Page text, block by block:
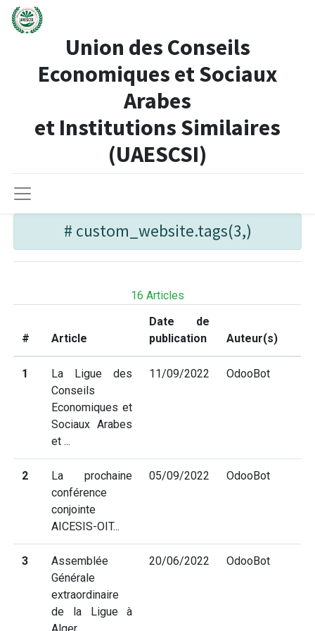
Union des Conseils
Economiques et Sociaux
Arabes
et Institutions Similaires​
(UAESCSI)
# custom_website.tags(3,)
16 Articles
# Article
Date de
publication
Auteur(s)
1
La Ligue des
Conseils
Economiques et
Sociaux Arabes
et ...
11/09/2022 OdooBot
2
La prochaine
conférence
conjointe
AICESIS-OIT...
05/09/2022 OdooBot
3
Assemblée
Générale
extraordinaire
de la Ligue à
20/06/2022 OdooBot